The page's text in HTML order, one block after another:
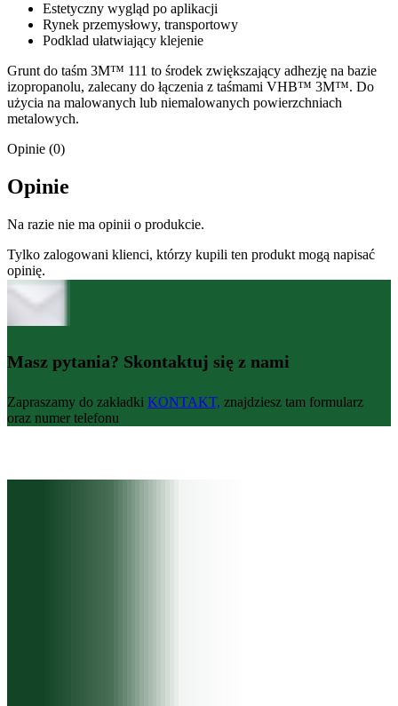
Estetyczny wygląd po aplikacji
Rynek przemysłowy, transportowy
Podklad ułatwiający klejenie
Grunt do taśm 3M™ 111 to środek zwiększający adhezję na bazie
izopropanolu, zalecany do łączenia z taśmami VHB™ 3M™. Do
użycia na malowanych lub niemalowanych powierzchniach
metalowych.
Opinie (0)
Opinie
Na razie nie ma opinii o produkcie.
Tylko zalogowani klienci, którzy kupili ten produkt mogą napisać
opinię.
Masz pytania? Skontaktuj się z nami
Zapraszamy do zakładki KONTAKT, znajdziesz tam formularz
oraz numer telefonu